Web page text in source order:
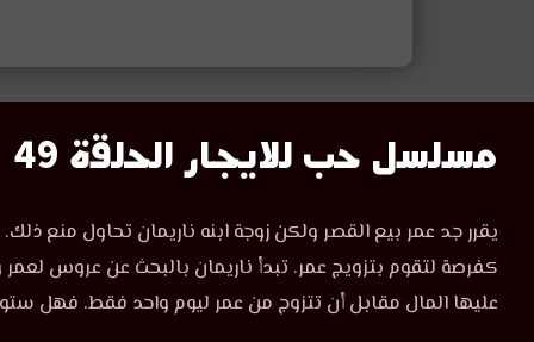
مسلسل
حب
للايجار
مسلسل حب للايجار الحلقة 49
مشاهدة
مسلسل
حب
للايجار
كفرصة لتقوم بتزويج عمر. تبدأ ناريمان بالبحث عن عروس
عليها المال مقابل أن تتزوج من عمر ليوم واحد فقط. فهل